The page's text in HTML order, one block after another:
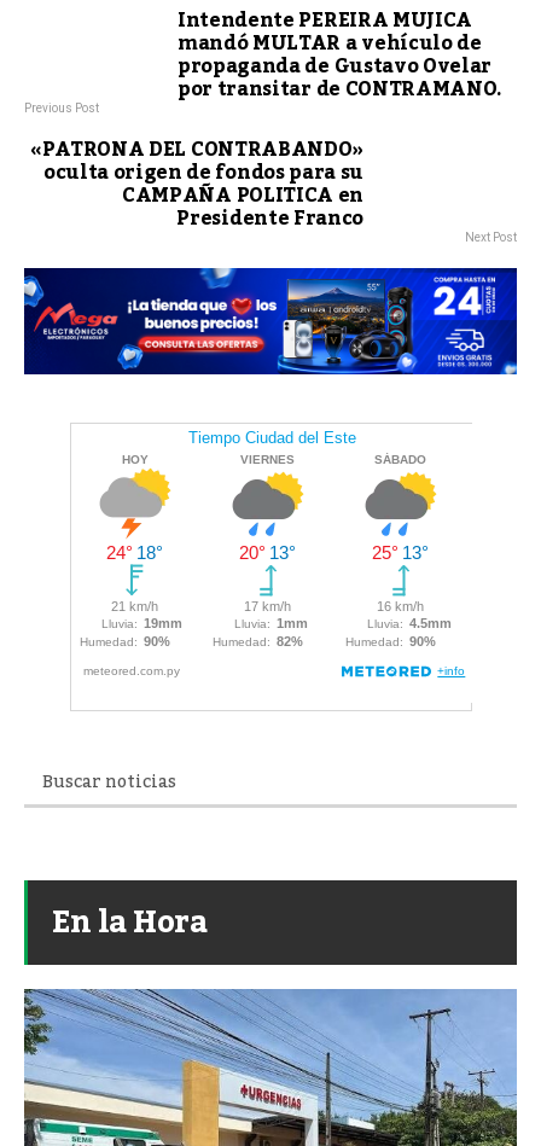
Intendente PEREIRA MUJICA
mandó MULTAR a vehículo de
propaganda de Gustavo Ovelar
por transitar de CONTRAMANO.
Previous Post
«PATRONA DEL CONTRABANDO»
oculta origen de fondos para su
CAMPAÑA POLITICA en
Presidente Franco Next Post
En la Hora